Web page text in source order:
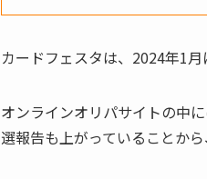
カードフェスタは、2024年1月
オンラインオリパサイトの中
選報告も上がっていることか